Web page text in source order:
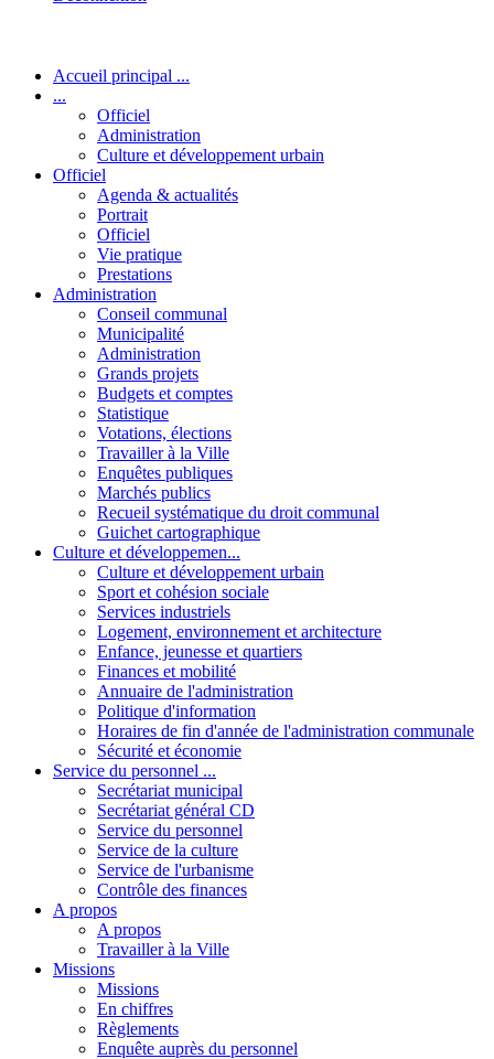
Accueil principal ...
...
Officiel
Administration
Culture et développement urbain
Officiel
Agenda & actualités
Portrait
Officiel
Vie pratique
Prestations
Administration
Conseil communal
Municipalité
Administration
Grands projets
Budgets et comptes
Statistique
Votations, élections
Travailler à la Ville
Enquêtes publiques
Marchés publics
Recueil systématique du droit communal
Guichet cartographique
Culture et développemen...
Culture et développement urbain
Sport et cohésion sociale
Services industriels
Logement, environnement et architecture
Enfance, jeunesse et quartiers
Finances et mobilité
Annuaire de l'administration
Politique d'information
Horaires de fin d'année de l'administration communale
Sécurité et économie
Service du personnel ...
Secrétariat municipal
Secrétariat général CD
Service du personnel
Service de la culture
Service de l'urbanisme
Contrôle des finances
A propos
A propos
Travailler à la Ville
Missions
Missions
En chiffres
Règlements
Enquête auprès du personnel